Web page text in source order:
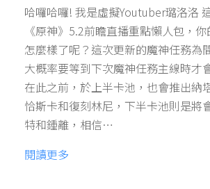
哈囉哈囉! 我是虛擬Youtuber璐洛洛
《原神》5.2前瞻直播重點懶人包，
怎麼樣了呢？這次更新的魔神任務為
大概率要等到下次魔神任務主線時才
在此之前，於上半卡池，也會推出納
恰斯卡和復刻林尼，下半卡池則是將
特和鍾離，相信…
閱讀更多